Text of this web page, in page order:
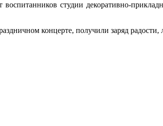
воспитанников студии декоративно-
концерте, получили заряд